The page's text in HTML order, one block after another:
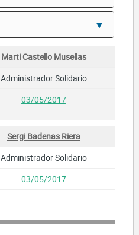
Marti Castello Musellas
Administrador Solidario
03/05/2017
Sergi Badenas Riera
Administrador Solidario
03/05/2017